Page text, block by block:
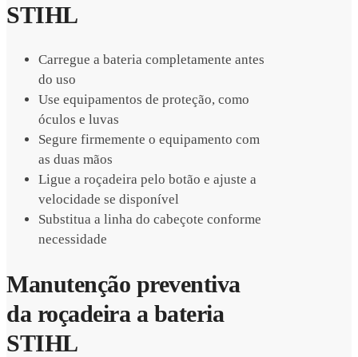
STIHL
Carregue a bateria completamente antes
do uso
Use equipamentos de proteção, como
óculos e luvas
Segure firmemente o equipamento com
as duas mãos
Ligue a roçadeira pelo botão e ajuste a
velocidade se disponível
Substitua a linha do cabeçote conforme
necessidade
Manutenção preventiva
da roçadeira a bateria
STIHL